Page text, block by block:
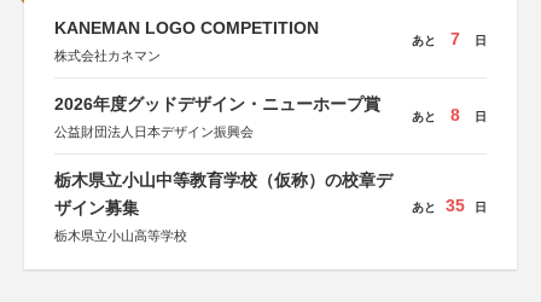
KANEMAN LOGO COMPETITION
株式会社カネマン
あと 7 日
2026年度グッドデザイン・ニューホープ賞
公益財団法人日本デザイン振興会
あと 8 日
栃木県立小山中等教育学校（仮称）の校章デ
ザイン募集
栃木県立小山高等学校
あと 35 日